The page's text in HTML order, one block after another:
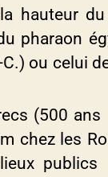
hauteur
pharaon
ou celui
(500 ans
chez les
publics